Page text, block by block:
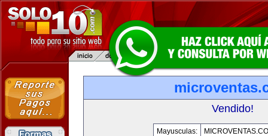
Vendido!
Mayusculas: